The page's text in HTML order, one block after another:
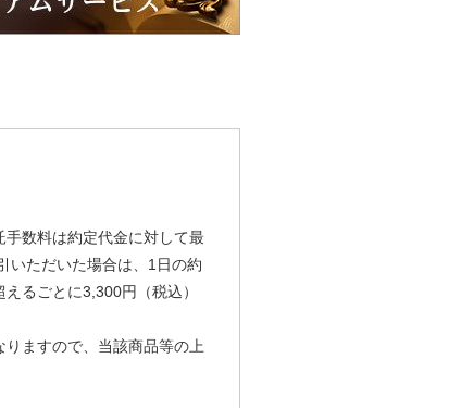
数料は約定代金に対して最
いただいた場合は、1日の約
るごとに3,300円（税込）
ますので、当該商品等の上